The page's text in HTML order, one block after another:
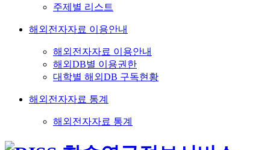
주제별 리스트
해외전자자료 이용안내
해외전자자료 이용안내
해외DB별 이용권한
대학별 해외DB 구독현황
해외전자자료 통계
해외전자자료 통계